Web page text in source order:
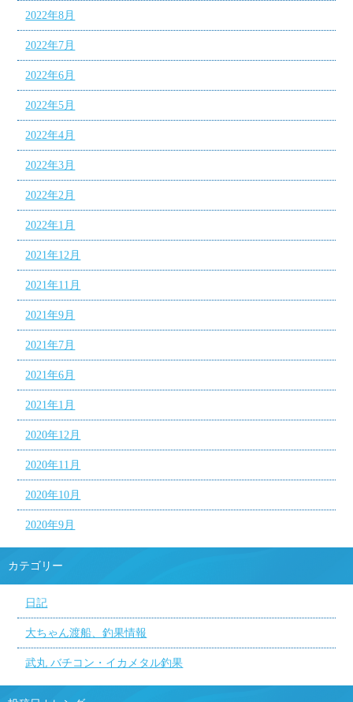
2022年8月
2022年7月
2022年6月
2022年5月
2022年4月
2022年3月
2022年2月
2022年1月
2021年12月
2021年11月
2021年9月
2021年7月
2021年6月
2021年1月
2020年12月
2020年11月
2020年10月
2020年9月
カテゴリー
日記
大ちゃん渡船、釣果情報
武丸 バチコン・イカメタル釣果